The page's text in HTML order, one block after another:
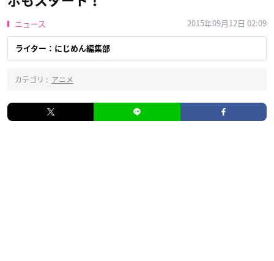
ニュース 2015年09月12日 02:09
ライター：にじめん編集部
カテゴリ : アニメ